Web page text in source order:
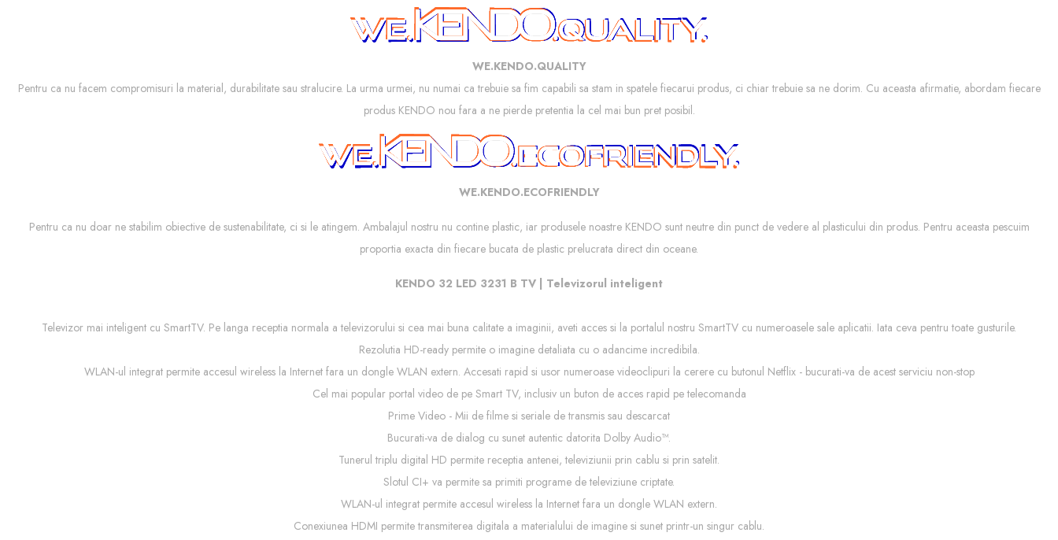
WE.KENDO.QUALITY
Pentru ca nu facem compromisuri la material, durabilitate sau stralucire. La urma urmei, nu numai ca trebuie sa fim capabili sa stam in spatele fiecarui produs, ci chiar trebuie sa ne dorim. Cu aceasta afirmatie, abordam fiecare
produs KENDO nou fara a ne pierde pretentia la cel mai bun pret posibil.
WE.KENDO.ECOFRIENDLY
Pentru ca nu doar ne stabilim obiective de sustenabilitate, ci si le atingem. Ambalajul nostru nu contine plastic, iar produsele noastre KENDO sunt neutre din punct de vedere al plasticului din produs. Pentru aceasta pescuim
proportia exacta din fiecare bucata de plastic prelucrata direct din oceane.
KENDO 32 LED 3231 B TV | Televizorul inteligent
Televizor mai inteligent cu SmartTV. Pe langa receptia normala a televizorului si cea mai buna calitate a imaginii, aveti acces si la portalul nostru SmartTV cu numeroasele sale aplicatii. Iata ceva pentru toate gusturile.
Rezolutia HD-ready permite o imagine detaliata cu o adancime incredibila.
WLAN-ul integrat permite accesul wireless la Internet fara un dongle WLAN extern. Accesati rapid si usor numeroase videoclipuri la cerere cu butonul Netflix - bucurati-va de acest serviciu non-stop
Cel mai popular portal video de pe Smart TV, inclusiv un buton de acces rapid pe telecomanda
Prime Video - Mii de filme si seriale de transmis sau descarcat
Bucurati-va de dialog cu sunet autentic datorita Dolby Audio™.
Tunerul triplu digital HD permite receptia antenei, televiziunii prin cablu si prin satelit.
Slotul CI+ va permite sa primiti programe de televiziune criptate.
WLAN-ul integrat permite accesul wireless la Internet fara un dongle WLAN extern.
Conexiunea HDMI permite transmiterea digitala a materialului de imagine si sunet printr-un singur cablu.